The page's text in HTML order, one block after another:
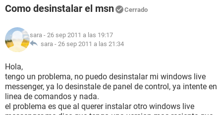
Como desinstalar el msn Cerrado
sara - 26 sep 2011 a las 19:17
sara - 26 sep 2011 a las 21:34
Hola,
tengo un problema, no puedo desinstalar mi windows live
messenger, ya lo desinstale de panel de control, ya intente en
linea de comandos y nada.
el problema es que al querer instalar otro windows live